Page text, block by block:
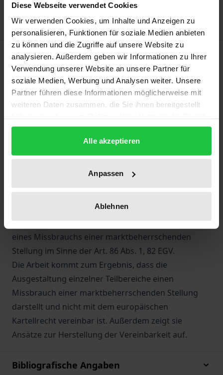
Diese Webseite verwendet Cookies
Wir verwenden Cookies, um Inhalte und Anzeigen zu
personalisieren, Funktionen für soziale Medien anbieten
zu können und die Zugriffe auf unsere Website zu
analysieren. Außerdem geben wir Informationen zu Ihrer
Verwendung unserer Website an unsere Partner für
soziale Medien, Werbung und Analysen weiter. Unsere
Partner führen diese Informationen möglicherweise mit
weiteren Daten zusammen, die Sie ihnen bereitgestellt
gesammelt haben.
Alle akzeptieren
Anpassen
Ablehnen
Hinweise zu Versandkosten
Beschreibung
Die Arbeit untersucht die Vereinbarkeit der
Ausgestaltung der deutschen gesetzlichen
Kartellrecht.
Zu diesem Zweck werden die sozialen Aspekte der
gesetzlichen Rentenversicherung, die
dargestellt. Sodann wird die Vereinbarkeit mit dem
europäischen Kartellrecht untersucht. Hier liegen
die Schwerpunkte der Untersuchung auf der Frage
der Unternehmenseigenschaft und dem Vorliegen
eines Missbrauchs einer marktbeherrschenden
Stellung im Sinne der Art. 86 Abs. 1, 82 EGV.
Die Arbeit kommt zum Ergebnis, dass die
Ausgestaltung einzelner Teilbereiche einen
Missbrauch einer marktbeherrschenden Stellung
darstellt und nicht mit dem europäischen
Kartellrecht vereinbar ist. Außerdem zeigt sie
Ansätze zur Herstellung der Vereinbarkeit auf.
Bibliografische Angaben